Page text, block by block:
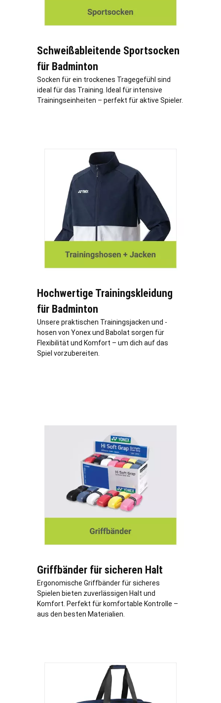
Schweißableitende Sportsocken
für Badminton
Socken für ein trockenes Tragegefühl sind
ideal für das Training. Ideal für intensive
Trainingseinheiten – perfekt für aktive Spieler.
Hochwertige Trainingskleidung
für Badminton
Unsere praktischen Trainingsjacken und -
hosen von Yonex und Babolat sorgen für
Flexibilität und Komfort – um dich auf das
Spiel vorzubereiten.
Griffbänder für sicheren Halt
Ergonomische Griffbänder für sicheres
Spielen bieten zuverlässigen Halt und
Komfort. Perfekt für komfortable Kontrolle –
aus den besten Materialien.